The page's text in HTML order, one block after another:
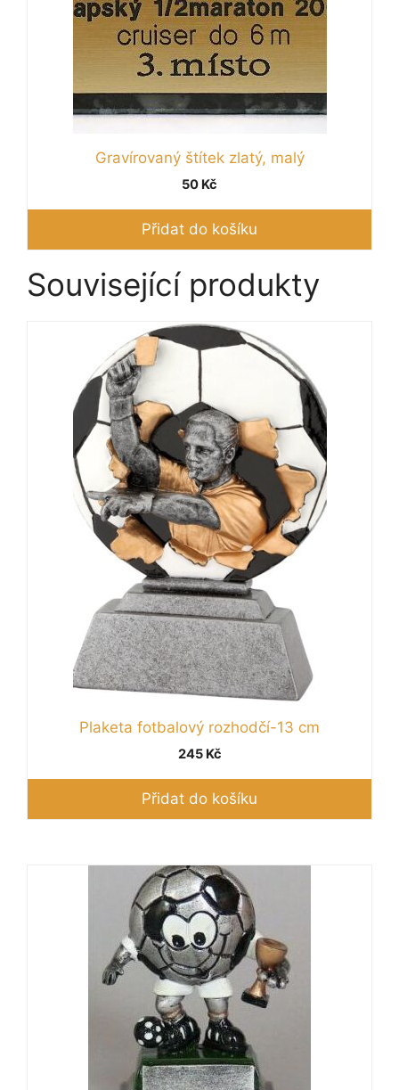
Gravírovaný štítek zlatý, malý
50 Kč
Přidat do košíku
Související produkty
Plaketa fotbalový rozhodčí-13 cm
245 Kč
Přidat do košíku